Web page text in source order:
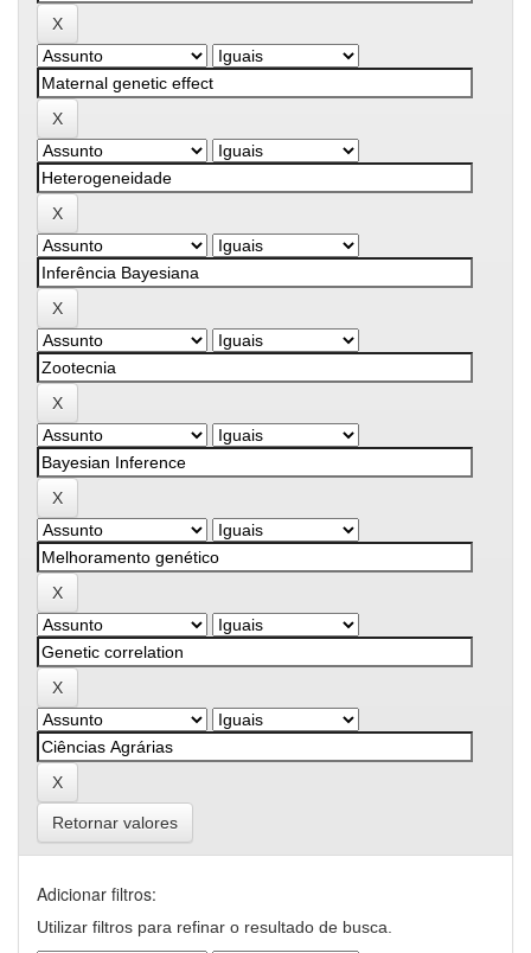
Retornar valores
Adicionar filtros:
Utilizar filtros para refinar o resultado de busca.